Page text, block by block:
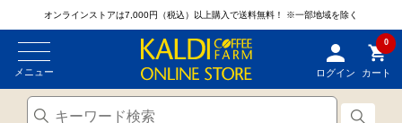
オンラインストアは7,000円（税込）以上購入で送料無料！ ※一部地域を除く
メニュー ログイン
0
カート